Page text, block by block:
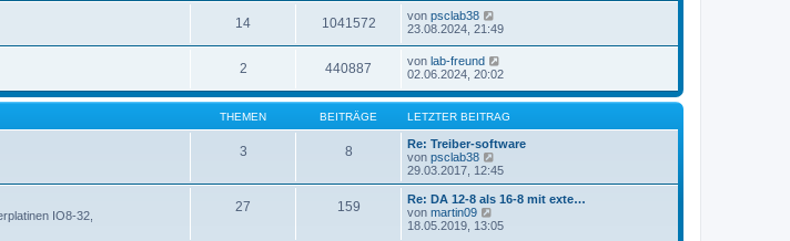
14 1041572 von psclab38
23.08.2024, 21:49
2 440887 von lab-freund
02.06.2024, 20:02
THEMEN BEITRÄGE LETZTER BEITRAG
3 8
Re: Treiber-software
von psclab38
e
u
e
t
29.03.2017, 12:45
IO8-32,
27 159
Re: DA 12-8 als 16-8 mit exte…
von martin09
e
18.05.2019, 13:05